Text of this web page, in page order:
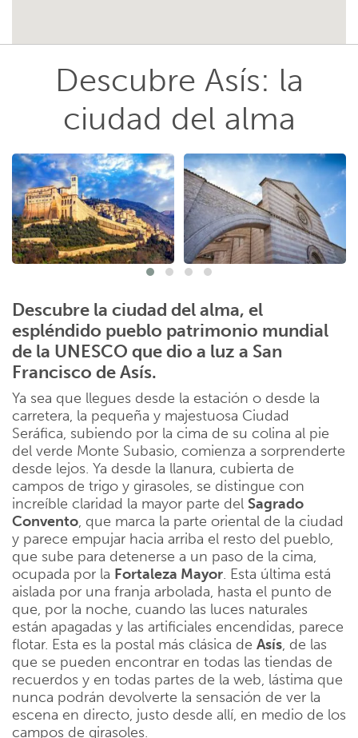
Descubre Asís: la
ciudad del alma
Descubre la ciudad del alma, el
espléndido pueblo patrimonio mundial
de la UNESCO que dio a luz a San
Francisco de Asís.
Ya sea que llegues desde la estación o desde la
carretera, la pequeña y majestuosa Ciudad
Seráfica, subiendo por la cima de su colina al pie
del verde Monte Subasio, comienza a sorprenderte
desde lejos. Ya desde la llanura, cubierta de
campos de trigo y girasoles, se distingue con
increíble claridad la mayor parte del Sagrado
Convento, que marca la parte oriental de la ciudad
y parece empujar hacia arriba el resto del pueblo,
que sube para detenerse a un paso de la cima,
ocupada por la Fortaleza Mayor. Esta última está
aislada por una franja arbolada, hasta el punto de
que, por la noche, cuando las luces naturales
están apagadas y las artificiales encendidas, parece
flotar. Esta es la postal más clásica de Asís, de las
que se pueden encontrar en todas las tiendas de
recuerdos y en todas partes de la web, lástima que
nunca podrán devolverte la sensación de ver la
escena en directo, justo desde allí, en medio de los
campos de girasoles.